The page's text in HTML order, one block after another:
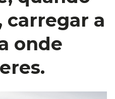
carregar a
onde